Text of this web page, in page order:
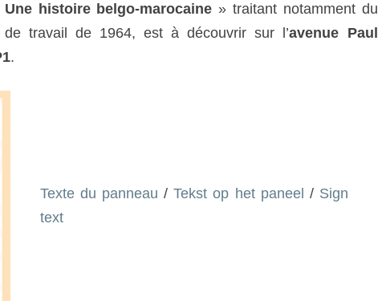
Une histoire belgo-marocaine » traitant notamment du
travail de 1964, est à découvrir sur l’avenue Paul
.
Texte du panneau /Tekst op het paneel / Sign
text